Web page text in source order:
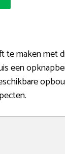
te maken met
een